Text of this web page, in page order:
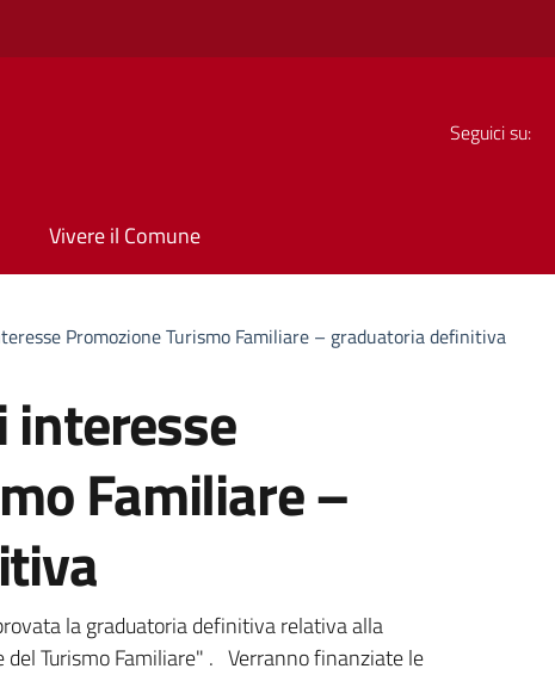
Seguici su:
Vivere il Comune
Promozione Turismo Familiare – graduatoria definitiva
Familiare –
la graduatoria definitiva relativa alla
Turismo Familiare" . Verranno finanziate le